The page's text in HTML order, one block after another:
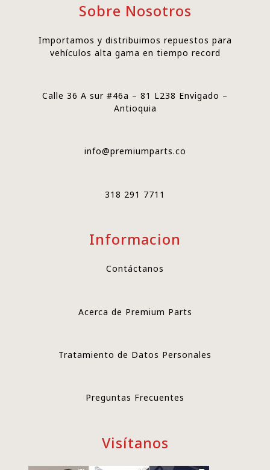
Sobre Nosotros
Importamos y distribuimos repuestos para
vehículos alta gama en tiempo record
Calle 36 A sur #46a – 81 L238 Envigado –
Antioquia
info@premiumparts.co
318 291 7711
Informacion
Contáctanos
Acerca de Premium Parts
Tratamiento de Datos Personales
Preguntas Frecuentes
Visítanos